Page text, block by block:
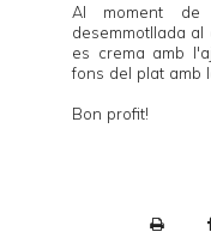
Al moment de
desemmotllada
es crema amb
fons del plat amb
Bon profit!